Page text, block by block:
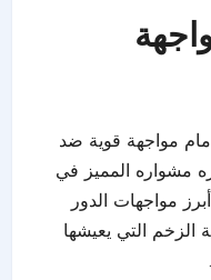
مواجهة قوية ضد
مشواره المميز في
مواجهات الدور
الزخم التي يعيشها